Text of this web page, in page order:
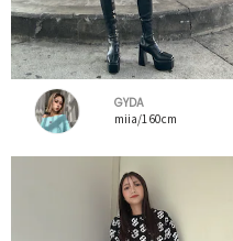
GYDA
miia/160cm